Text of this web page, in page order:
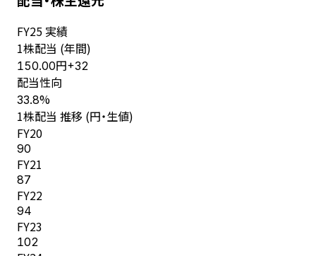
FY25 実績
1株配当 (年間)
150.00円+32
配当性向
33.8%
1株配当 推移 (円・生値)
FY20
90
FY21
87
FY22
94
FY23
102